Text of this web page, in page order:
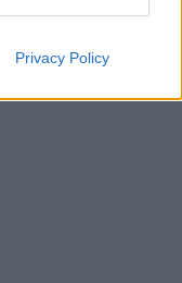
Privacy Policy